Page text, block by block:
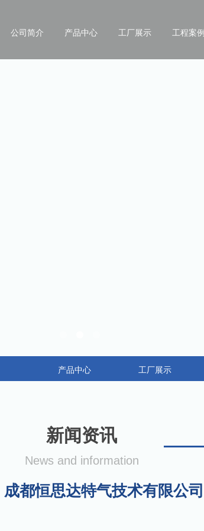
公司简介 产品中心 工厂展示 工程案例
产品中心 工厂展示
新闻资讯
News and information
都恒思达特气技术有限公司